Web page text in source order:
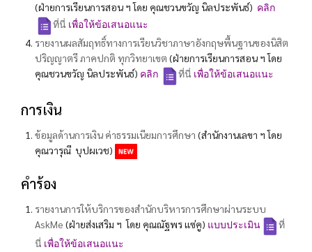
(ฝ่ายการเรียนการสอน ฯ โดย คุณชวนขวัญ นิลประพันธ์) คลิก
ที่นี่ เพื่อให้ข้อเสนอแนะ
รายงานผลสัมฤทธิ์ทางการเรียนวิชาภาษาอังกฤษพื้นฐานของนิสิต
ปริญญาตรี ภาคปกติ ทุกวิทยาเขต (ฝ่ายการเรียนการสอน ฯ โดย
คุณชวนขวัญ นิลประพันธ์) คลิก ที่นี่ เพื่อให้ข้อเสนอแนะ
การเงิน
ข้อมูลด้านการเงิน ค่าธรรมเนียมการศึกษา (สำนักงานเลขา ฯ โดย
คุณวารุณี บุปผเวช)
คำร้อง
รายงานการให้บริการของสำนักบริหารการศึกษาผ่านระบบ
AskMe (ฝ่ายส่งเสริม ฯ โดย คุณณัฐพร แซ่คู) แบบประเมิน
ที่
นี่ เพื่อให้ข้อเสนอแนะ